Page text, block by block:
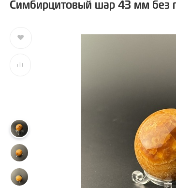
Симбирцитовый шар 43 мм без